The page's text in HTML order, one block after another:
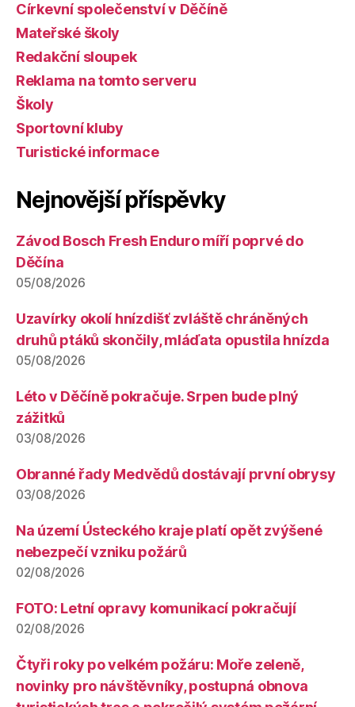
Církevní společenství v Děčíně
Mateřské školy
Redakční sloupek
Reklama na tomto serveru
Školy
Sportovní kluby
Turistické informace
Nejnovější příspěvky
Závod Bosch Fresh Enduro míří poprvé do
Děčína
05/08/2026
Uzavírky okolí hnízdišť zvláště chráněných
druhů ptáků skončily, mláďata opustila hnízda
05/08/2026
Léto v Děčíně pokračuje. Srpen bude plný
zážitků
03/08/2026
Obranné řady Medvědů dostávají první obrysy
03/08/2026
Na území Ústeckého kraje platí opět zvýšené
nebezpečí vzniku požárů
02/08/2026
FOTO: Letní opravy komunikací pokračují
02/08/2026
Čtyři roky po velkém požáru: Moře zeleně,
novinky pro návštěvníky, postupná obnova